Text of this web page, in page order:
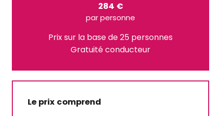
284 €
par personne
Prix sur la base de 25 personnes
Gratuité conducteur
Le prix comprend